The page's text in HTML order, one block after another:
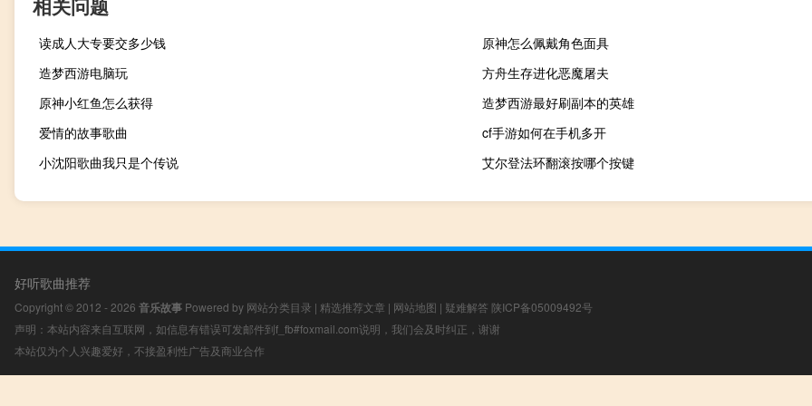
读成人大专要交多少钱
原神怎么佩戴角色面具
造梦西游电脑玩
方舟生存进化恶魔屠夫
原神小红鱼怎么获得
造梦西游最好刷副本的英雄
爱情的故事歌曲
cf手游如何在手机多开
小沈阳歌曲我只是个传说
艾尔登法环翻滚按哪个按键
好听歌曲推荐
Copyright © 2012 - 2026 音乐故事 Powered by 网站分类目录 | 精选推荐文章 | 网站地图 | 疑难解答 陕ICP备05009492号
声明：本站内容来自互联网，如信息有错误可发邮件到f_fb#foxmail.com说明，我们会及时纠正，谢谢
本站仅为个人兴趣爱好，不接盈利性广告及商业合作